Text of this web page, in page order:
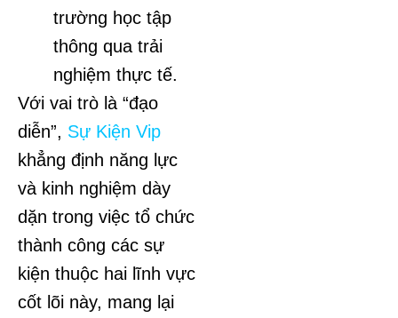
trường học tập
thông qua trải
nghiệm thực tế.
Với vai trò là “đạo
diễn”, Sự Kiện Vip
khẳng định năng lực
và kinh nghiệm dày
dặn trong việc tổ chức
thành công các sự
kiện thuộc hai lĩnh vực
cốt lõi này, mang lại